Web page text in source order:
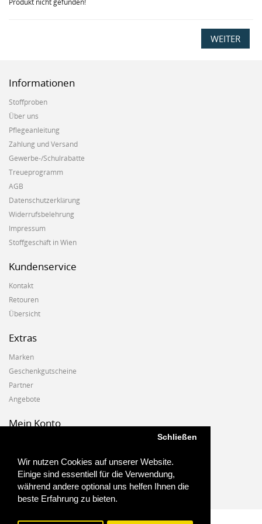
Wir nutzen Cookies auf unserer Website.
Einige sind essentiell für die Verwendung,
während andere optional uns helfen Ihnen die
beste Erfahrung zu bieten.
Schließen
Produkt nicht gefunden!
WEITER
Informationen
Stoffproben
Über uns
Pflegeanleitung
Zahlung und Versand
Gewerbe-/Schulrabatte
Treueprogramm
AGB
Datenschutzerklärung
Widerrufsbelehrung
Impressum
Stoffgeschäft in Wien
Kundenservice
Kontakt
Retouren
Übersicht
Extras
Marken
Geschenkgutscheine
Partner
Angebote
Mein Konto
Auftragshistorie
Wunschzettel
Newsletter